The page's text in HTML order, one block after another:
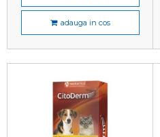
adauga in cos